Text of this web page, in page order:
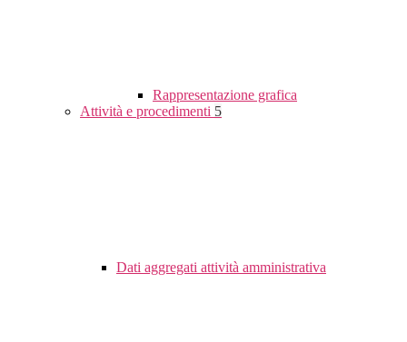
Rappresentazione grafica
Attività e procedimenti 5
Dati aggregati attività amministrativa